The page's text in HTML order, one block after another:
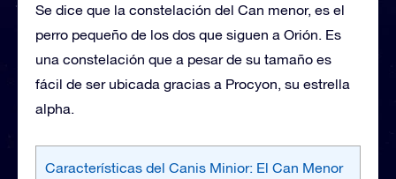
Se dice que la constelación del Can menor, es el
perro pequeño de los dos que siguen a Orión. Es
una constelación que a pesar de su tamaño es
fácil de ser ubicada gracias a Procyon, su estrella
alpha.
Características del Canis Minior: El Can Menor